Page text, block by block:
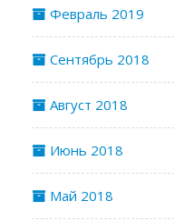
Февраль 2019
Сентябрь 2018
Август 2018
Июнь 2018
Май 2018